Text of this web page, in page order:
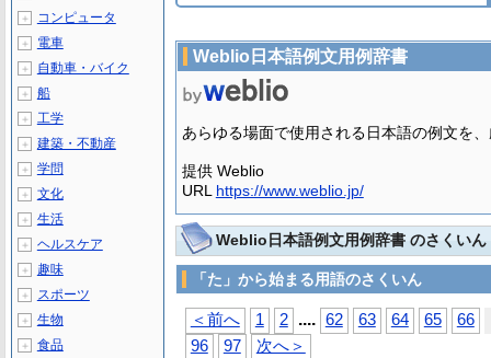
Weblio日本語例文用例辞書
あらゆる場面で使用される日本語の例文を
提供 Weblio
URL https://www.weblio.jp/
Weblio日本語例文用例辞書 のさくいん
「た」から始まる用語のさくいん
＜前へ 1 2 .... 62 63 64 65 66
96
97 次へ＞
＋ コンピュータ
＋ 電車
＋ 自動車・バイク
＋ 船
＋ 工学
＋ 建築・不動産
＋ 学問
＋ 文化
＋ 生活
＋ ヘルスケア
＋ 趣味
＋ スポーツ
＋ 生物
＋ 食品